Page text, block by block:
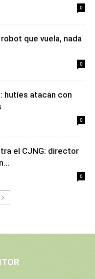
0
robot que vuela, nada
0
hutíes atacan con
0
el CJNG: director
0